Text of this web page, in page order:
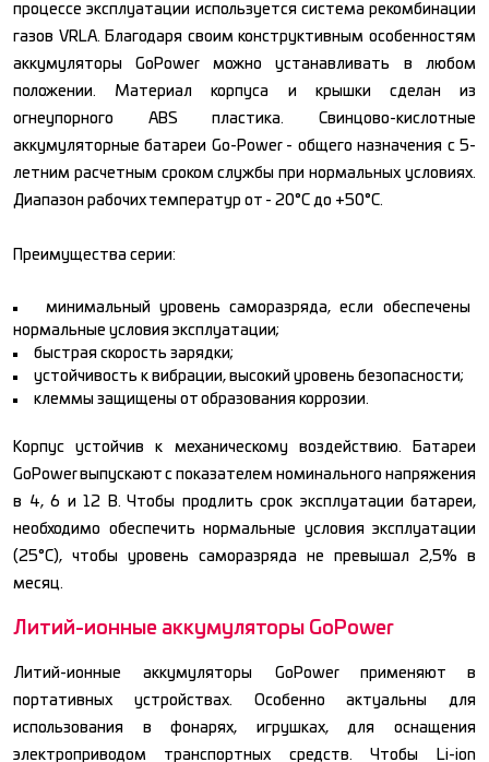
процессе эксплуатации используется система рекомбинации
газов VRLA. Благодаря своим конструктивным особенностям
аккумуляторы GoPower можно устанавливать в любом
положении. Материал корпуса и крышки сделан из
огнеупорного ABS пластика. Свинцово-кислотные
аккумуляторные батареи Go-Power - общего назначения с 5-
летним расчетным сроком службы при нормальных условиях.
Диапазон рабочих температур от - 20°С до +50°С.
Преимущества серии:
минимальный уровень саморазряда, если обеспечены
нормальные условия эксплуатации;
быстрая скорость зарядки;
устойчивость к вибрации, высокий уровень безопасности;
клеммы защищены от образования коррозии.
Корпус устойчив к механическому воздействию. Батареи
GoPower выпускают с показателем номинального напряжения
в 4, 6 и 12 В. Чтобы продлить срок эксплуатации батареи,
необходимо обеспечить нормальные условия эксплуатации
(25°С), чтобы уровень саморазряда не превышал 2,5% в
месяц.
Литий-ионные аккумуляторы GoPower
Литий-ионные аккумуляторы GoPower применяют в
портативных устройствах. Оcобенно актуальны для
использования в фонарях, игрушках, для оснащения
электроприводом транспортных средств. Чтобы Li-ion